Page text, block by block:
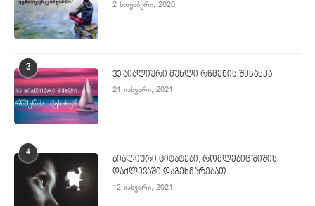
2 ნოემბერი, 2020
3
30 ბიბლიური მუხლი რწმენის შესახებ
21 იანვარი, 2021
4
ბიბლიური ციტატები, რომლებიც შიშის
დაძლევაში დაგეხმარებათ
12 იანვარი, 2021